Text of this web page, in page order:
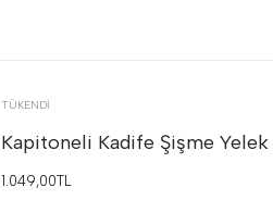
TÜKENDI
Kapitoneli Kadife Şişme Yelek
1.049,00TL